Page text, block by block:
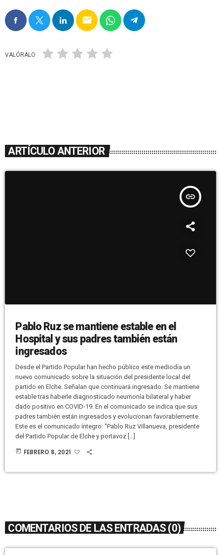
email
VALÓRALO
ARTÍCULO ANTERIOR
insert_link
Pablo Ruz se mantiene estable en el
Hospital y sus padres también están
ingresados
Desde el Partido Popular han hecho público este mediodía un
nuevo comunicado sobre la situación del presidente local del
partido en Elche. Señalan que continuará ingresado. Se mantiene
estable tras haberle diagnosticado neumonía bilateral y haber
dado positivo en COVID-19. En el comunicado se indica que sus
padres también están ingresados y evolucionan favorablemente.
Este es el comunicado íntegro: "Pablo Ruz Villanueva, presidente
del Partido Popular de Elche y portavoz […]
today FEBRERO 8, 2021
COMENTARIOS DE LAS ENTRADAS (0)